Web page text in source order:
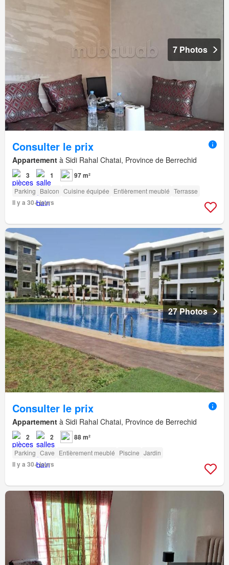
7 Photos
Consulter le prix
Appartement à Sidi Rahal Chatai, Province de Berrechid
3 1 97 m²
Parking Balcon Cuisine équipée Entièrement meublé Terrasse
Il y a 30+ jours
27 Photos
Consulter le prix
Appartement à Sidi Rahal Chatai, Province de Berrechid
2 2 88 m²
Parking Cave Entièrement meublé Piscine Jardin
Il y a 30+ jours